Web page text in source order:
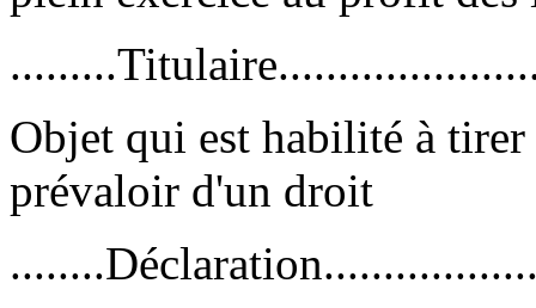
Objet qui est habilité à
prévaloir d'un droit